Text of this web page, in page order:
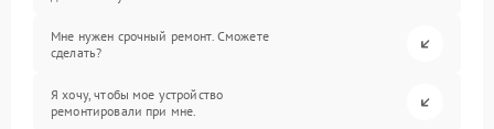
Мне нужен срочный ремонт. Сможете
сделать?
Я хочу, чтобы мое устройство
ремонтировали при мне.